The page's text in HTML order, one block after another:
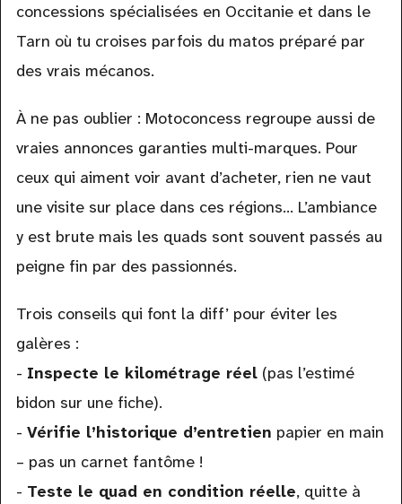
concessions spécialisées en Occitanie et dans le
Tarn où tu croises parfois du matos préparé par
des vrais mécanos.
À ne pas oublier : Motoconcess regroupe aussi de
vraies annonces garanties multi-marques. Pour
ceux qui aiment voir avant d’acheter, rien ne vaut
une visite sur place dans ces régions… L’ambiance
y est brute mais les quads sont souvent passés au
peigne fin par des passionnés.
Trois conseils qui font la diff’ pour éviter les
galères :
- Inspecte le kilométrage réel(pas l’estimé
bidon sur une fiche).
- Vérifie l’historique d’entretien papier en main
– pas un carnet fantôme !
- Teste le quad en condition réelle, quitte à